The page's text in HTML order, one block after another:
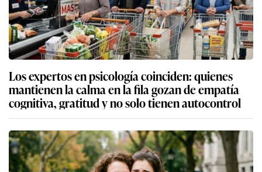
Los expertos en psicología coinciden: quienes
mantienen la calma en la fila gozan de empatía
cognitiva, gratitud y no solo tienen autocontrol